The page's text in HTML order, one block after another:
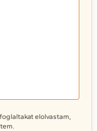
foglaltakat elolvastam,